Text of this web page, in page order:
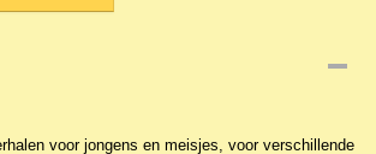
voor jongens en meisjes, voor verschillende